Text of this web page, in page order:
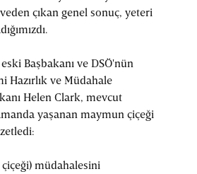
çıkan genel sonuç, yeteri
Başbakanı ve DSÖ'nün
Hazırlık ve Müdahale
Helen Clark, mevcut
yaşanan maymun çiçeği
müdahalesini